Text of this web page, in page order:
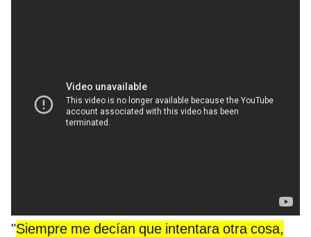
"Siempre me decían que intentara otra cosa,